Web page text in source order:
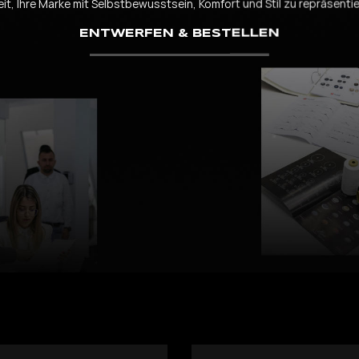
ENTWERFEN & BESTELLEN